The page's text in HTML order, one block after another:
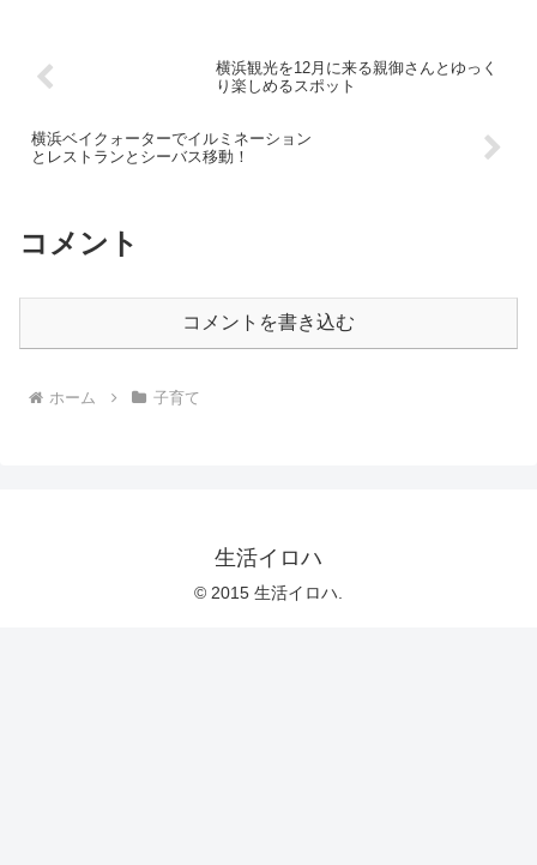
横浜観光を12月に来る親御さんとゆっく
り楽しめるスポット
横浜ベイクォーターでイルミネーション
とレストランとシーバス移動！
コメント
コメントを書き込む
ホーム 子育て
生活イロハ
© 2015 生活イロハ.